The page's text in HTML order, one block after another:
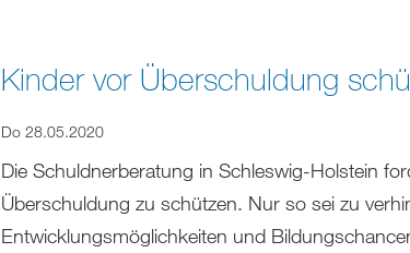
Kinder vor Überschuldung
Do 28.05.2020
Die Schuldnerberatung in Schleswig-Holstein
Überschuldung zu schützen. Nur so sei zu
Entwicklungsmöglichkeiten und